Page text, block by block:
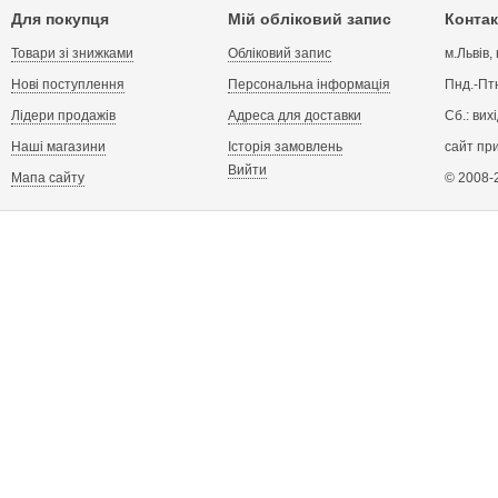
Для покупця
Товари зі знижками
Нові поступлення
Лідери продажів
Наші магазини
Мапа сайту
Мій обліковий запис
Обліковий запис
Персональна інформація
Адреса для доставки
Історія замовлень
Вийти
Пнд.-
Сб.:
сайт
© 2008-